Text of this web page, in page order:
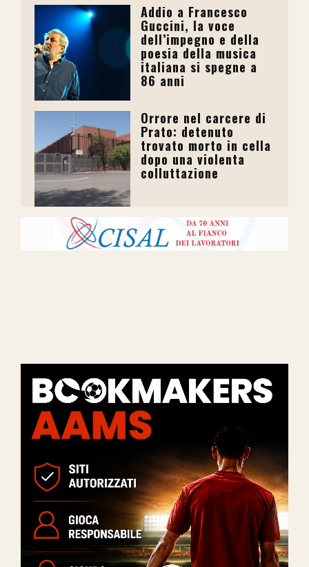
Addio a Francesco
Guccini, la voce
dell’impegno e della
poesia della musica
italiana si spegne a
86 anni
Orrore nel carcere di
Prato: detenuto
trovato morto in cella
dopo una violenta
colluttazione